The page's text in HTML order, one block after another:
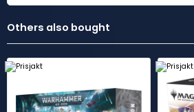
Others also bought